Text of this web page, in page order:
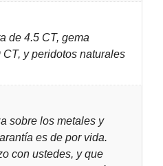
de 4.5 CT, gema
y peridotos naturales
sobre los metales y
es de por vida.
con ustedes, y que